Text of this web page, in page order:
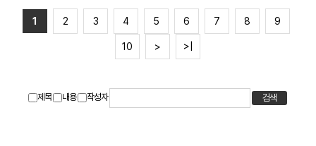
1 2 3 4 5 6 7 8 9
10 > >|
제목 내용 작성자 검색